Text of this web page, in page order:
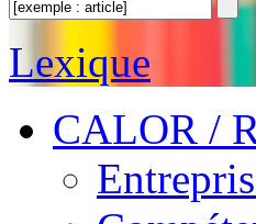
Lexique
CALOR /